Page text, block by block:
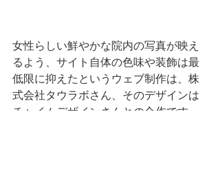
女性らしい鮮やかな院内の写真が映え
るよう、サイト自体の色味や装飾は最
低限に抑えたという ウェブ制作は、株
式会社タウラボさん、そのデザインは
チャイムデザインさんとの合作です。